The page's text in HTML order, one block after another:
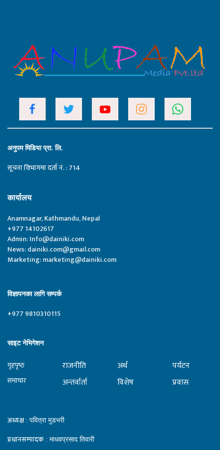
अनुपम मिडिया प्रा. लि.
सूचना विभागमा दर्ता नं. : 714
कार्यालय
Anamnagar, Kathmandu, Nepal
+977 14102617
Admin:Info@dainiki.com
News:dainiki.com@gmail.com
Marketing:marketing@dainiki.com
विज्ञापनका लागि सम्पर्क
+977 9810310115
साइट नेभिगेशन
गृहपृष्‍ठ
समाचार
राजनीति
अन्तर्वार्ता
अर्थ
विशेष
पर्यटन
प्रवास
अध्यक्ष : पवित्रा मुडभरी
प्रधानसम्पादक : माधवप्रसाद तिवारी